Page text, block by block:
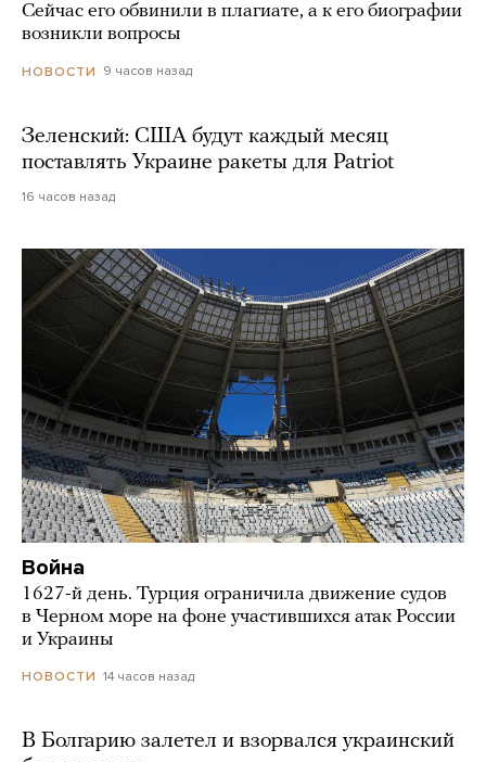
Сейчас его обвинили в плагиате, а к его биографии
возникли вопросы
НОВОСТИ 9 часов назад
Зеленский: США будут каждый месяц
поставлять Украине ракеты для Patriot
16 часов назад
Война
1627-й день. Турция ограничила движение судов
в Черном море на фоне участившихся атак России
и Украины
НОВОСТИ 14 часов назад
В Болгарию залетел и взорвался украинский